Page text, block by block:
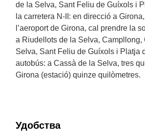
de la Selva, Sant Feliu de Guíxols i
la carretera N-II: en direcció a
l’aeroport de Girona, cal prendre la
a Riudellots de la Selva, Campllong,
Selva, Sant Feliu de Guíxols i Platja
autobús: a Cassà de la Selva, tres
Girona (estació) quinze quilòmetres.
Удобства